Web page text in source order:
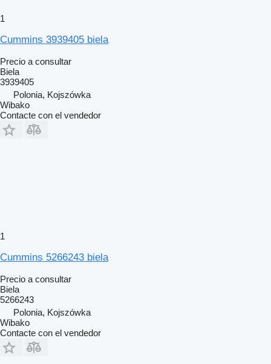
1
Cummins 3939405 biela
Precio a consultar
Biela
3939405
Polonia, Kojszówka
Wibako
Contacte con el vendedor
1
Cummins 5266243 biela
Precio a consultar
Biela
5266243
Polonia, Kojszówka
Wibako
Contacte con el vendedor